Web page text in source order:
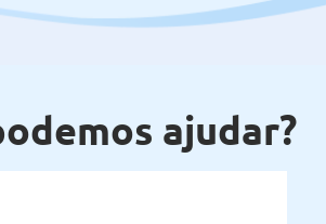
ajudar?